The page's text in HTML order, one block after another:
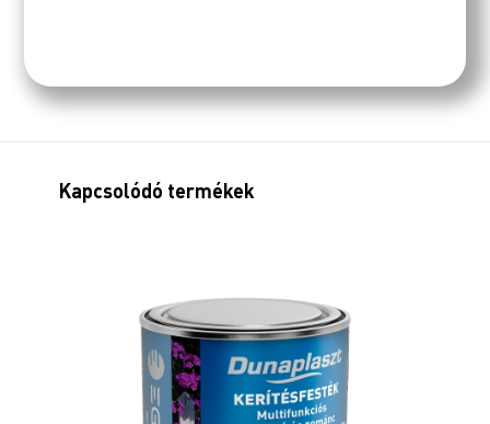
Kapcsolódó termékek